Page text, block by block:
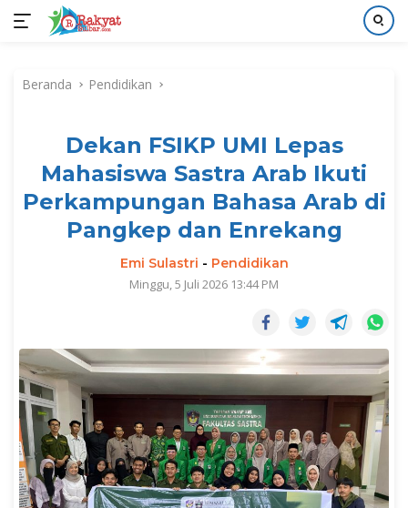
kontenBeranda Pendidikan
Dekan FSIKP UMI Lepas
Mahasiswa Sastra Arab Ikuti
Perkampungan Bahasa Arab di
Pangkep dan Enrekang
Emi Sulastri - Pendidikan
Minggu, 5 Juli 2026 13:44 PM